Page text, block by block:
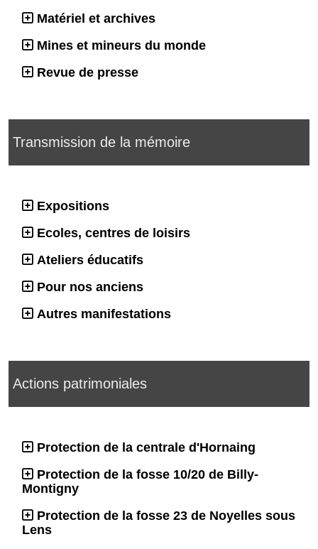
Matériel et archives
Mines et mineurs du monde
Revue de presse
Transmission de la mémoire
Expositions
Ecoles, centres de loisirs
Ateliers éducatifs
Pour nos anciens
Autres manifestations
Actions patrimoniales
Protection de la centrale d'Hornaing
Protection de la fosse 10/20 de Billy-
Montigny
Protection de la fosse 23 de Noyelles sous
Lens